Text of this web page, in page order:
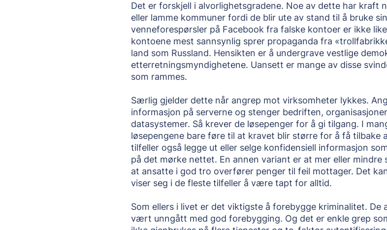
Det er forskjell i alvorlighetsgradene. Noe av dette har kraft
eller lamme kommuner fordi de blir ute av stand til å bruke
venneforespørsler på Facebook fra falske kontoer er ikke
kontoene mest sannsynlig sprer propaganda fra
land som Russland. Hensikten er å undergrave vestlige
etterretningsmyndighetene. Uansett er mange av disse
som rammes.
Særlig gjelder dette når angrep mot virksomheter lykkes.
informasjon på serverne og stenger bedriften,
datasystemer. Så krever de løsepenger for å gi tilgang. I
løsepengene bare føre til at kravet blir større for å få tilbake
tilfeller også legge ut eller selge konfidensiell informasjon
på det mørke nettet. En annen variant er at mer eller
at ansatte i god tro overfører penger til feil mottager. Det
viser seg i de fleste tilfeller å være tapt for alltid.
Som ellers i livet er det viktigste å forebygge kriminalitet. De
vært unngått med god forebygging. Og det er enkle grep